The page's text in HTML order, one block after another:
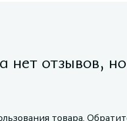
нет отзывов,
товара.